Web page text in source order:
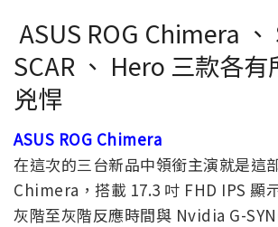
ASUS ROG Chimera
SCAR 、 Hero 三款各
兇悍
ASUS ROG Chimera
在這次的三台新品中領銜主演就是這
Chimera，搭載 17.3 吋 FHD IPS 顯
灰階至灰階反應時間與 Nvidia G-